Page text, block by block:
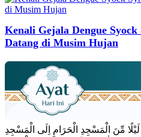
Kenali Gejala Dengue
Datang di Musim Hujan
مِّنَ الْمَسْجِدِ الْحَرَامِ اِلَى الْمَسْجِدِ